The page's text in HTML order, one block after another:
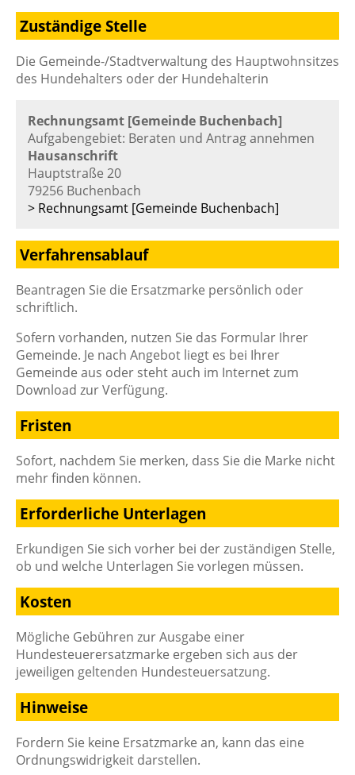
Zuständige Stelle
Die Gemeinde-/Stadtverwaltung des Hauptwohnsitzes
des Hundehalters oder der Hundehalterin
Rechnungsamt [Gemeinde Buchenbach]
Aufgabengebiet: Beraten und Antrag annehmen
Hausanschrift
Hauptstraße 20
79256 Buchenbach
> Rechnungsamt [Gemeinde Buchenbach]
Verfahrensablauf
Beantragen Sie die Ersatzmarke persönlich oder
schriftlich.
Sofern vorhanden, nutzen Sie das Formular Ihrer
Gemeinde. Je nach Angebot liegt es bei Ihrer
Gemeinde aus oder steht auch im Internet zum
Download zur Verfügung.
Fristen
Sofort, nachdem Sie merken, dass Sie die Marke nicht
mehr finden können.
Erforderliche Unterlagen
Erkundigen Sie sich vorher bei der zuständigen Stelle,
ob und welche Unterlagen Sie vorlegen müssen.
Kosten
Mögliche Gebühren zur Ausgabe einer
Hundesteuerersatzmarke ergeben sich aus der
jeweiligen geltenden Hundesteuersatzung.
Hinweise
Fordern Sie keine Ersatzmarke an, kann das eine
Ordnungswidrigkeit darstellen.